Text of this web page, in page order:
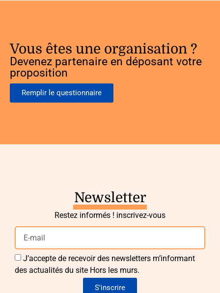
Vous êtes une organisation ?
Devenez partenaire en déposant votre
proposition
Remplir le questionnaire
Newsletter
Restez informés ! inscrivez-vous
J’accepte de recevoir des newsletters m’informant
des actualités du site Hors les murs.
S'inscrire